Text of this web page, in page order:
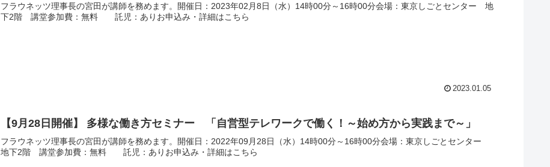
フラウネッツ理事長の宮田が講師を務めます。開催日：2023年02月8日（水）14時00分～16時00分会場：東京しごとセンター 地
下2階 講堂参加費：無料 託児：ありお申込み・詳細はこちら
2023.01.05
【9月28日開催】 多様な働き方セミナー 「自営型テレワークで働く！～始め方から実践まで～」
フラウネッツ理事長の宮田が講師を務めます。開催日：2022年09月28日（水）14時00分～16時00分会場：東京しごとセンター
地下2階 講堂参加費：無料 託児：ありお申込み・詳細はこちら